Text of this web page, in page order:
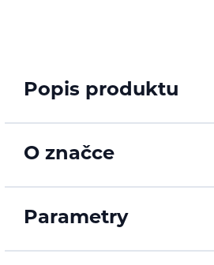
Popis produktu
O značce
Parametry